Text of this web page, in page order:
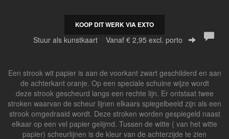
KOOP DIT WERK VIA EXTO
Stuur als kunstkaart Vanaf € 2,95 excl. porto
Een strook wit papier is aan de voorkant zwart geschilderd en aan
de achterkant oranje. Op een speciale schuine wijze wordt
deze strook gescheurd langs een rechte lijn. Er ontstaat twee
stroken waarvan de scheur lijnen elkaars spiegelbeeld zijn als een
strook omgedraaid wordt. Deze stroken worden gespiegeld naast
elkaar op een vel papier gelijmd. Tussen de witte ( van het witte
papier) scheurlijnen is de kleur van de achterzijde te zien